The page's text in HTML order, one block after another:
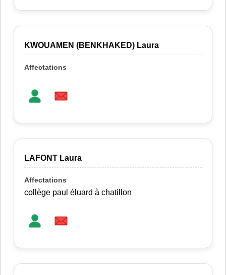
KWOUAMEN (BENKHAKED) Laura
LAFONT Laura
collège paul éluard à chatillon